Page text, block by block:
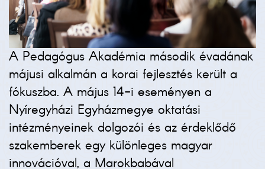
A Pedagógus Akadémia második évadának
májusi alkalmán a korai fejlesztés került a
fókuszba. A május 14-i eseményen a
Nyíregyházi Egyházmegye oktatási
intézményeinek dolgozói és az érdeklődő
szakemberek egy különleges magyar
innovációval, a Marokbabával